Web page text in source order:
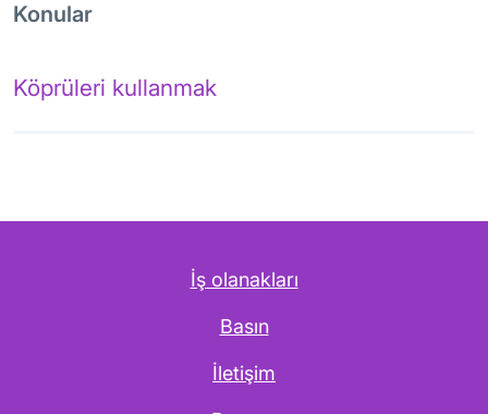
Konular
Köprüleri kullanmak
İş olanakları
Basın
İletişim